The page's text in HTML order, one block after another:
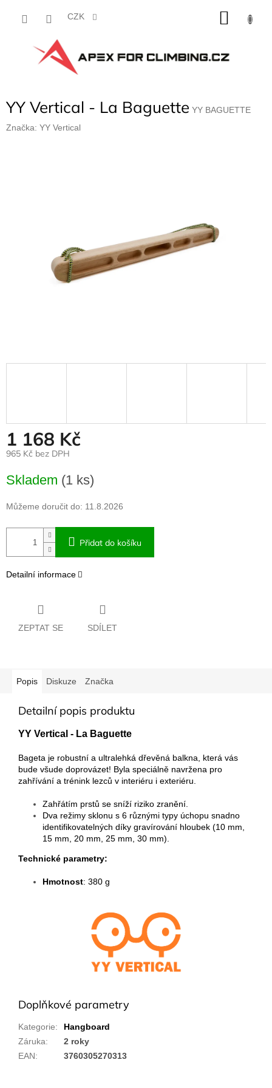
CZK
YY Vertical - La Baguette YY BAGUETTE
Značka: YY Vertical
1 168 Kč
965 Kč bez DPH
cena:
Skladem (1 ks)
Můžeme doručit do: 11.8.2026
Přidat do košíku
Detailní informace
ZEPTAT SE SDÍLET
Popis Diskuze Značka
Detailní popis produktu
YY Vertical - La Baguette
Bageta je robustní a ultralehká dřevěná balkna, která vás
bude všude doprovázet! Byla speciálně navržena pro
zahřívání a trénink lezců v interiéru i exteriéru.
Zahřátím prstů se sníží riziko zranění.
Dva režimy sklonu s 6 různými typy úchopu snadno
identifikovatelných díky gravírování hloubek (10 mm,
15 mm, 20 mm, 25 mm, 30 mm).
Technické parametry:
Hmotnost: 380 g
Doplňkové parametry
Kategorie:
Hangboard
Záruka:
2 roky
EAN: 3760305270313